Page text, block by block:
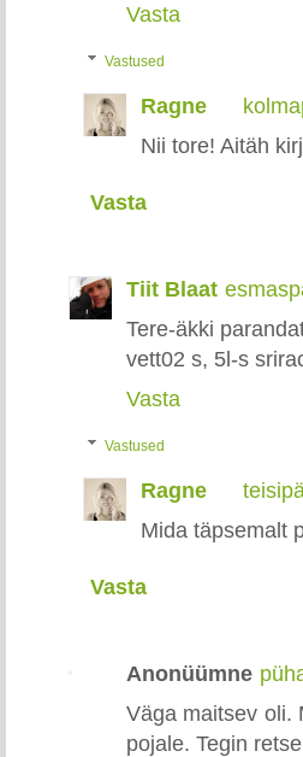
Vasta
Vastused
Ragne
Nii tore! Aitäh
Vasta
Tiit Blaat
Tere-äkki
vett02 s, 5l-s
Vasta
Vastused
Ragne
Mida täpsemalt
Vasta
Anonüümne
Väga maitsev oli.
pojale. Tegin